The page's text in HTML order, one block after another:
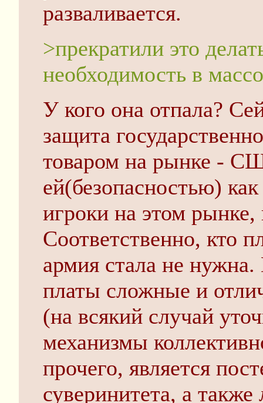
разваливается.
>прекратили это
необходимость в
У кого она отпала?
защита
товаром на рынке -
ей(безопасностью)
игроки на этом
Соответственно, кто
армия стала не
платы сложные и
(на всякий случай
механизмы
прочего, является
суверинитета, а также